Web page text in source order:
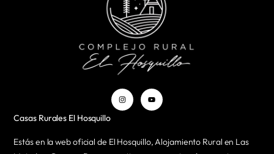
Casas Rurales El Hosquillo
Estás en la web oficial de El Hosquillo, Alojamiento Rural en Las